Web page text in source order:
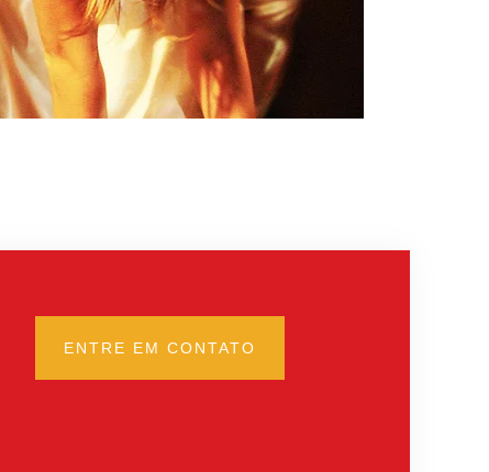
ENTRE EM CONTATO